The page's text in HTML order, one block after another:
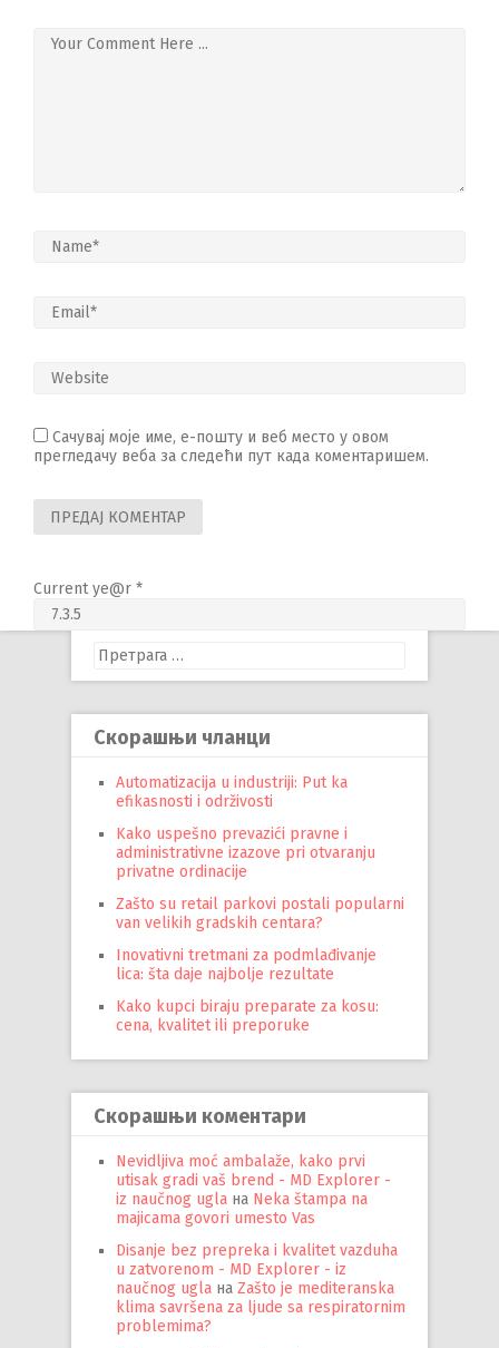
Сачувај моје име, е-пошту и веб место у овом
прегледачу веба за следећи пут када коментаришем.
Current ye@r *
Претрага
за:
Скорашњи чланци
Automatizacija u industriji: Put ka
efikasnosti i održivosti
Kako uspešno prevazići pravne i
administrativne izazove pri otvaranju
privatne ordinacije
Zašto su retail parkovi postali popularni
van velikih gradskih centara?
Inovativni tretmani za podmlađivanje
lica: šta daje najbolje rezultate
Kako kupci biraju preparate za kosu:
cena, kvalitet ili preporuke
Скорашњи коментари
Nevidljiva moć ambalaže, kako prvi
utisak gradi vaš brend - MD Explorer -
iz naučnog ugla на Neka štampa na
majicama govori umesto Vas
Disanje bez prepreka i kvalitet vazduha
u zatvorenom - MD Explorer - iz
naučnog ugla на Zašto je mediteranska
klima savršena za ljude sa respiratornim
problemima?